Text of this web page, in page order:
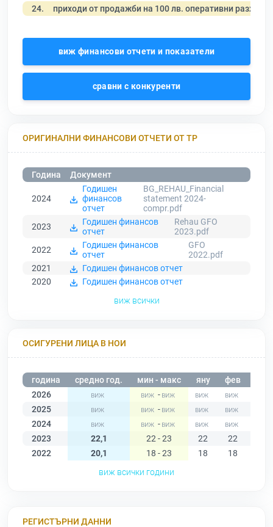
24. приходи от продажби на 100 лв. оперативни разходи
виж финансови отчети и показатели
сравни с конкуренти
ОРИГИНАЛНИ ФИНАНСОВИ ОТЧЕТИ ОТ ТР
Година Документ
2024
Годишен
финансов
отчет
BG_REHAU_Financial
statement 2024-
compr.pdf
2023
Годишен финансов
отчет
Rehau GFO
2023.pdf
2022
Годишен финансов
отчет
GFO
2022.pdf
2021
Годишен финансов отчет
2020
Годишен финансов отчет
виж всички
ОСИГУРЕНИ ЛИЦА В НОИ
година средно год. мин - макс яну фев
2026
-
2025
-
2024
-
2023
22,1 22 - 23 22 22
2022
20,1 18 - 23 18 18
виж всички години
РЕГИСТЪРНИ ДАННИ